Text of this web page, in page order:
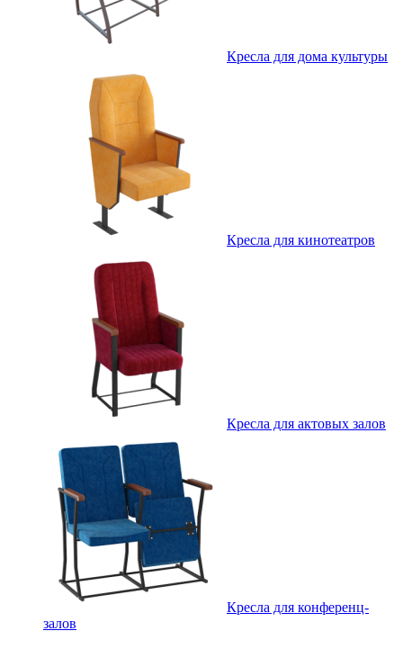
Кресла для дома культуры
Кресла для кинотеатров
Кресла для актовых залов
Кресла для конференц-
залов